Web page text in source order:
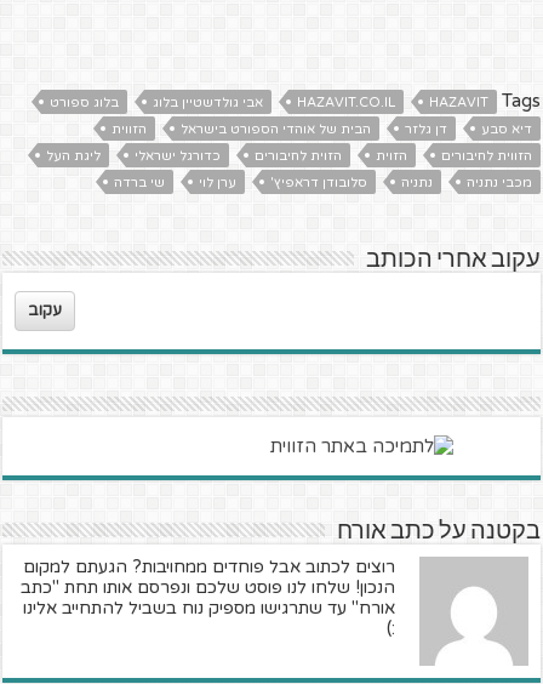
Tags
HAZAVIT
HAZAVIT.CO.IL אבי גולדשטיין בלוג
בלוג ספורט
דיא סבע
דן גלזר הבית של אוהדי הספורט בישראל
הזווית
הזווית לחיבורים
הזוית הזוית לחיבורים כדורגל ישראלי
ליגת העל
מכבי נתניה
נתניה סלובודן דראפיץ' ערן לוי שי ברדה
עקוב אחרי הכותב
עקוב
בקטנה על כתב אורח
רוצים לכתוב אבל פוחדים ממחויבות? הגעתם למקום
הנכון! שלחו לנו פוסט שלכם ונפרסם אותו תחת "כתב
אורח" עד שתרגישו מספיק נוח בשביל להתחייב אלינו
:)